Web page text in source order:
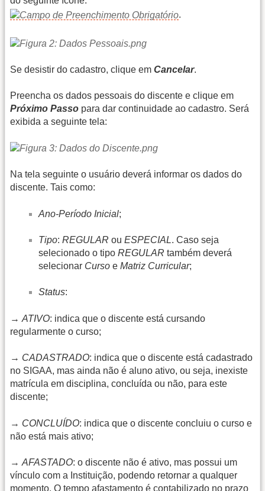
.
Se desistir do cadastro, clique em Cancelar.
Preencha os dados pessoais do discente e clique em
Próximo Passo para dar continuidade ao cadastro. Será
exibida a seguinte tela:
Na tela seguinte o usuário deverá informar os dados do
discente. Tais como:
Ano-Período Inicial;
Tipo: REGULAR ou ESPECIAL. Caso seja
selecionado o tipo REGULAR também deverá
selecionar Curso e Matriz Curricular;
Status:
→ ATIVO: indica que o discente está cursando
regularmente o curso;
→ CADASTRADO: indica que o discente está cadastrado
no SIGAA, mas ainda não é aluno ativo, ou seja, inexiste
matrícula em disciplina, concluída ou não, para este
discente;
→ CONCLUÍDO: indica que o discente concluiu o curso e
não está mais ativo;
→ AFASTADO: o discente não é ativo, mas possui um
vínculo com a Instituição, podendo retornar a qualquer
momento. O tempo afastamento é contabilizado no prazo